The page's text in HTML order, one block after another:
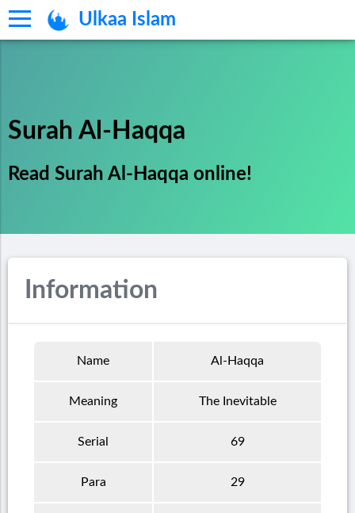
Ulkaa Islam
Surah Al-Haqqa
Read Surah Al-Haqqa online!
Information
Name Al-Haqqa
Meaning The Inevitable
Serial 69
Para 29